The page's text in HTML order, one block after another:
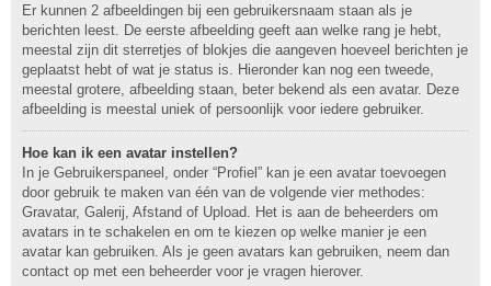
Er kunnen 2 afbeeldingen bij een gebruikersnaam staan als je
berichten leest. De eerste afbeelding geeft aan welke rang je hebt,
meestal zijn dit sterretjes of blokjes die aangeven hoeveel berichten je
geplaatst hebt of wat je status is. Hieronder kan nog een tweede,
meestal grotere, afbeelding staan, beter bekend als een avatar. Deze
afbeelding is meestal uniek of persoonlijk voor iedere gebruiker.
Hoe kan ik een avatar instellen?
In je Gebruikerspaneel, onder “Profiel” kan je een avatar toevoegen
door gebruik te maken van één van de volgende vier methodes:
Gravatar, Galerij, Afstand of Upload. Het is aan de beheerders om
avatars in te schakelen en om te kiezen op welke manier je een
avatar kan gebruiken. Als je geen avatars kan gebruiken, neem dan
contact op met een beheerder voor je vragen hierover.